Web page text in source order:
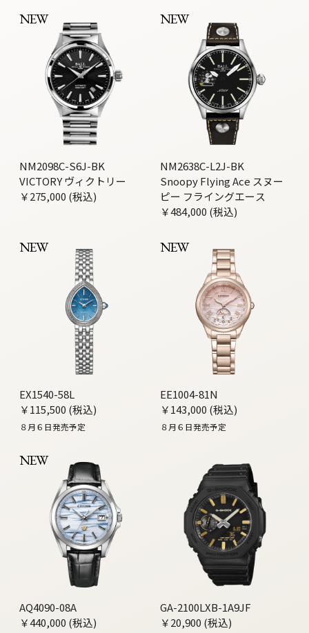
NEW
NM2098C-S6J-BK
VICTORY ヴィクトリー
￥275,000 (税込)
NEW
NM2638C-L2J-BK
Snoopy Flying Ace スヌー
ピー フライングエース
￥484,000 (税込)
NEW
EX1540-58L
￥115,500 (税込)
８月６日発売予定
NEW
EE1004-81N
￥143,000 (税込)
８月６日発売予定
NEW
AQ4090-08A
￥440,000 (税込)
GA-2100LXB-1A9JF
￥20,900 (税込)